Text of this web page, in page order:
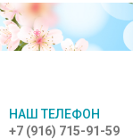
НАШ ТЕЛЕФОН
+7 (916) 715-91-59